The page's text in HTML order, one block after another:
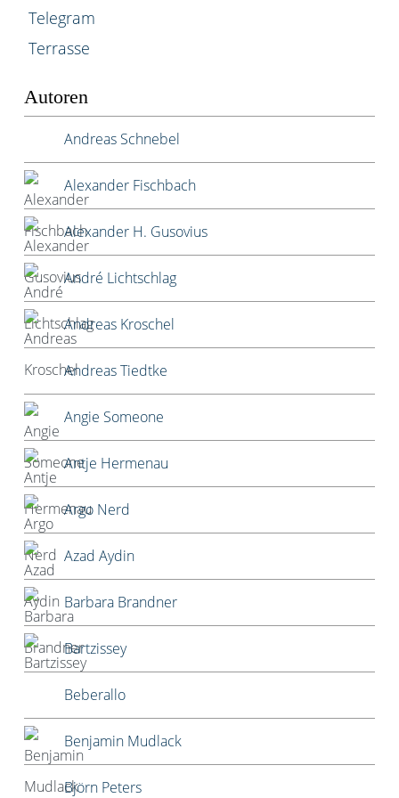
Telegram
Terrasse
Autoren
Andreas Schnebel
Alexander Fischbach
Alexander H. Gusovius
André Lichtschlag
Andreas Kroschel
Andreas Tiedtke
Angie Someone
Antje Hermenau
Argo Nerd
Azad Aydin
Barbara Brandner
Bartzissey
Beberallo
Benjamin Mudlack
Björn Peters